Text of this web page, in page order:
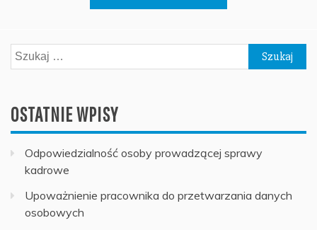
Szukaj:
OSTATNIE WPISY
Odpowiedzialność osoby prowadzącej sprawy
kadrowe
Upoważnienie pracownika do przetwarzania danych
osobowych